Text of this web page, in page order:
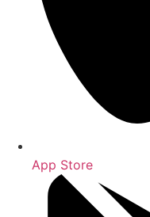
App Store